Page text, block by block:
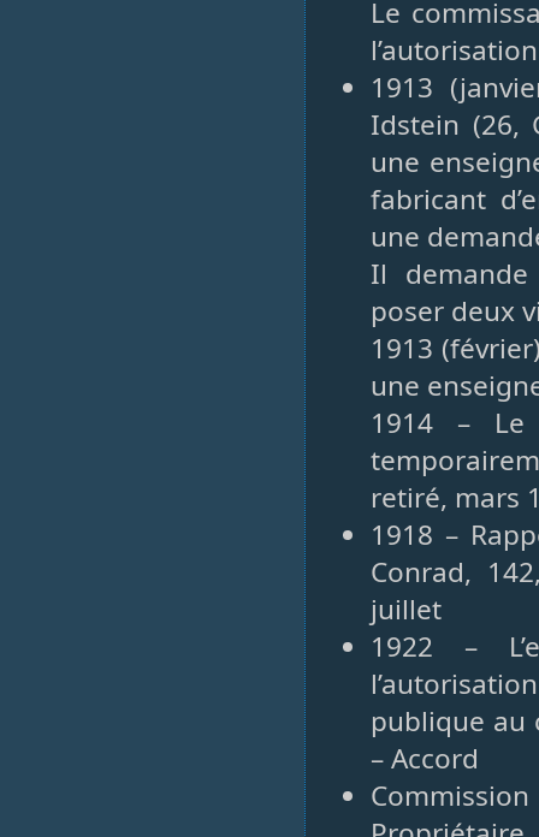
Le
l’autorisation
1913
Idstein (26,
une
fabricant
une
Il
poser deux
1913
une
1914 – Le
retiré, mars
1918 –
Conrad,
juillet
1922 –
publique au
– Accord